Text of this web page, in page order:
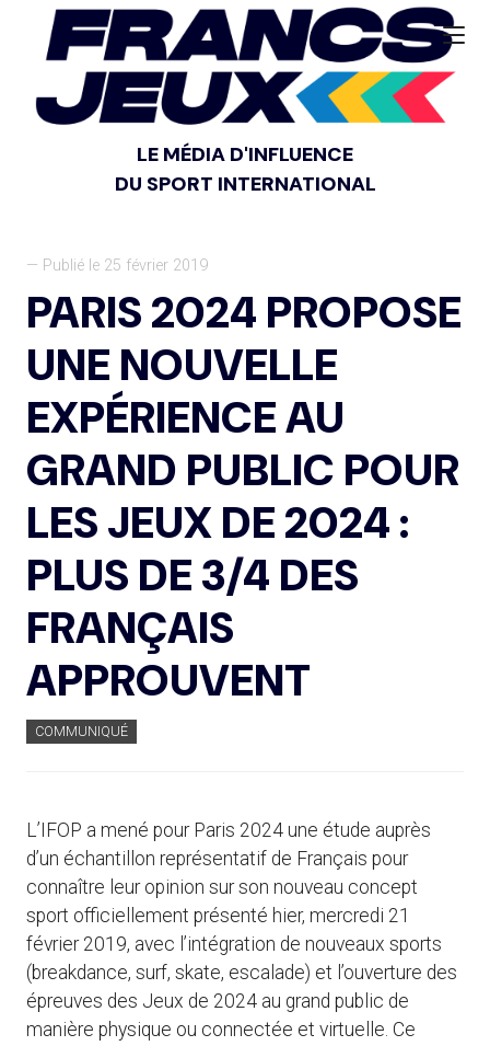
LE MÉDIA D'INFLUENCE
DU SPORT INTERNATIONAL
— Publié le 25 février 2019
PARIS 2024 PROPOSE
UNE NOUVELLE
EXPÉRIENCE AU
GRAND PUBLIC POUR
LES JEUX DE 2024 :
PLUS DE 3/4 DES
FRANÇAIS
APPROUVENT
COMMUNIQUÉ
L’IFOP a mené pour Paris 2024 une étude auprès
d’un échantillon représentatif de Français pour
connaître leur opinion sur son nouveau concept
sport officiellement présenté hier, mercredi 21
février 2019, avec l’intégration de nouveaux sports
(breakdance, surf, skate, escalade) et l’ouverture des
épreuves des Jeux de 2024 au grand public de
manière physique ou connectée et virtuelle. Ce